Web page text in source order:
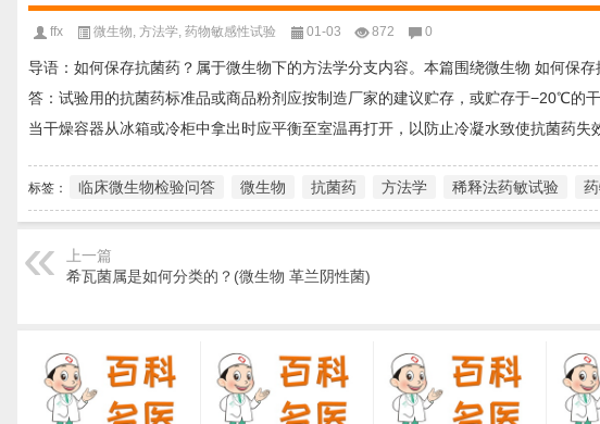
ffx 微生物, 方法学, 药物敏感性试验 01-03 872 0
导语：如何保存抗菌药？属于微生物下的方法学分支内容。本篇围绕微生物 如何保
答：试验用的抗菌药标准品或商品粉剂应按制造厂家的建议贮存，或贮存于−20℃的
当干燥容器从冰箱或冷柜中拿出时应平衡至室温再打开，以防止冷凝水致使抗菌药失
标签： 临床微生物检验问答 微生物 抗菌药 方法学 稀释法药敏试验
上一篇
希瓦菌属是如何分类的？(微生物 革兰阴性菌)